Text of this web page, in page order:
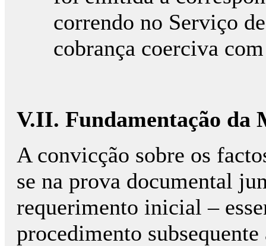
correndo no Serviço
cobrança coerciva
V.II. Fundamentação da
A convicção sobre os
se na prova documental
requerimento inicial –
procedimento